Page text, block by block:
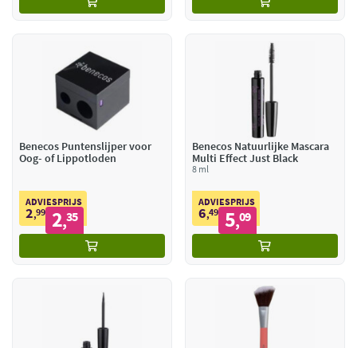
Benecos Puntenslijper voor
Oog- of Lippotloden
ADVIESPRIJS
2,99 2,35
Benecos Natuurlijke Mascara
Multi Effect Just Black
8 ml
ADVIESPRIJS
6,49 5,09